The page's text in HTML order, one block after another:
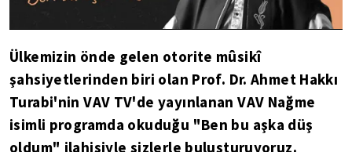
Ülkemizin önde gelen otorite mûsikî
şahsiyetlerinden biri olan Prof. Dr. Ahmet Hakkı
Turabi'nin VAV TV'de yayınlanan VAV Nağme
isimli programda okuduğu "Ben bu aşka düş
oldum" ilahisiyle sizlerle buluşturuyoruz.